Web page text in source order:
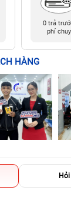
0 trả
phí
HÀNG